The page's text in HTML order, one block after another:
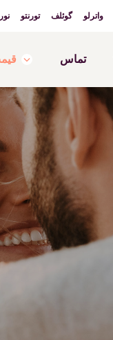
تورنتو گوئلف واترلو
تماس